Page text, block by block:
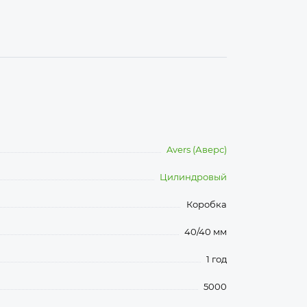
Avers (Аверс)
Цилиндровый
Коробка
40/40 мм
1 год
5000